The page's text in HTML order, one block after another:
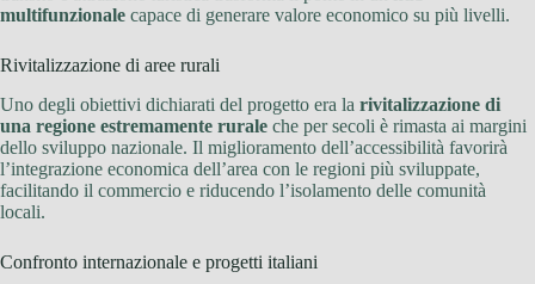
multifunzionale capace di generare valore economico su più livelli.
Rivitalizzazione di aree rurali
Uno degli obiettivi dichiarati del progetto era la rivitalizzazione di
una regione estremamente rurale che per secoli è rimasta ai margini
dello sviluppo nazionale. Il miglioramento dell’accessibilità favorirà
l’integrazione economica dell’area con le regioni più sviluppate,
facilitando il commercio e riducendo l’isolamento delle comunità
locali.
Confronto internazionale e progetti italiani